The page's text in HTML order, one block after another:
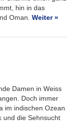
hin in das
Oman. Weiter »
Damen in Weiss
Doch immer
im indischen Ozean
und die Sehnsucht